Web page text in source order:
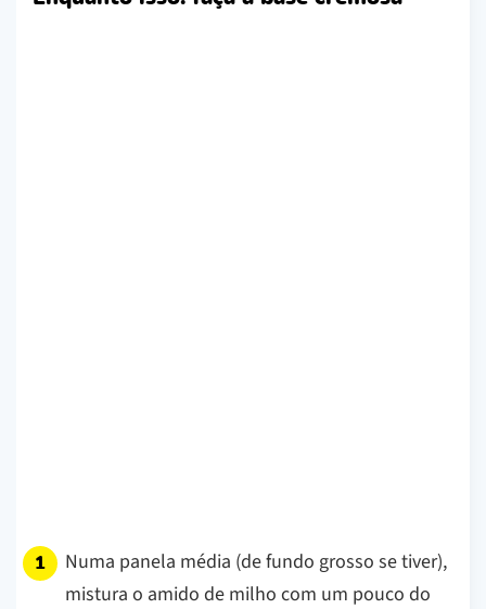
Numa panela média (de fundo grosso se tiver),
mistura o amido de milho com um pouco do